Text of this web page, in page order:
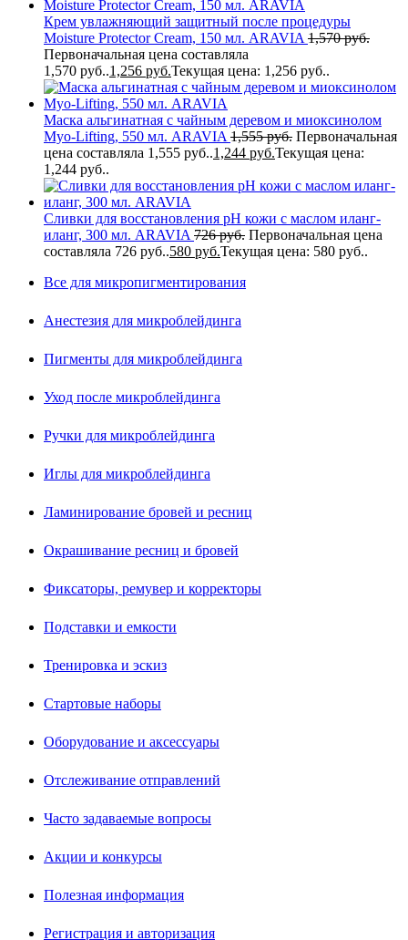
Крем увлажняющий защитный после процедуры
Moisture Protector Cream, 150 мл. ARAVIA 1,570руб.
Первоначальная цена составляла
1,570 руб..1,256 руб.Текущая цена: 1,256 руб..
Маска альгинатная с чайным деревом и миоксинолом
Myo-Lifting, 550 мл. ARAVIA 1,555руб. Первоначальная
цена составляла 1,555 руб..1,244 руб.Текущая цена:
1,244 руб..
Сливки для восстановления рН кожи с маслом иланг-
иланг, 300 мл. ARAVIA 726руб. Первоначальная цена
составляла 726 руб..580 руб.Текущая цена: 580 руб..
Все для микропигментирования
Анестезия для микроблейдинга
Пигменты для микроблейдинга
Уход после микроблейдинга
Ручки для микроблейдинга
Иглы для микроблейдинга
Ламинирование бровей и ресниц
Окрашивание ресниц и бровей
Фиксаторы, ремувер и корректоры
Подставки и емкости
Тренировка и эскиз
Стартовые наборы
Оборудование и аксессуары
Отслеживание отправлений
Часто задаваемые вопросы
Акции и конкурсы
Полезная информация
Регистрация и авторизация